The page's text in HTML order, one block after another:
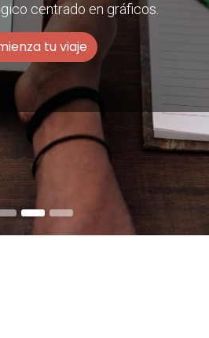
centrado en gráficos.
tu viaje